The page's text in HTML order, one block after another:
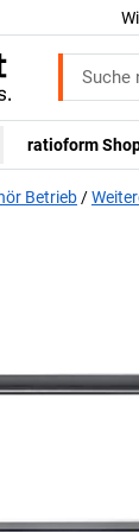
ratioform
Betrieb